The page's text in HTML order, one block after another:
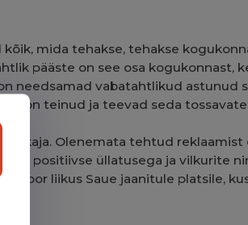
mida tehakse, tehakse
pääste on see osa kogukonnast,
needsamad vabatahtlikud astunud
on teinud ja teevad seda tossavate
ärkaja. Olenemata tehtud reklaamist
positiivse üllatusega ja vilkurite
liikus Saue jaanitule platsile,